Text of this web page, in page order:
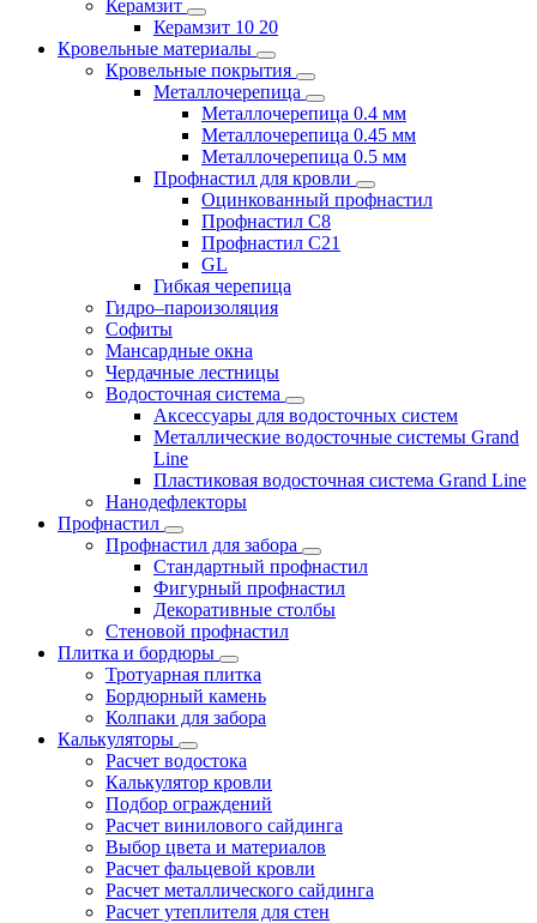
Керамзит
Керамзит 10 20
Кровельные материалы
Кровельные покрытия
Металлочерепица
Металлочерепица 0.4 мм
Металлочерепица 0.45 мм
Металлочерепица 0.5 мм
Профнастил для кровли
Оцинкованный профнастил
Профнастил С8
Профнастил С21
GL
Гибкая черепица
Гидро–пароизоляция
Софиты
Мансардные окна
Чердачные лестницы
Водосточная система
Аксессуары для водосточных систем
Металлические водосточные системы Grand
Line
Пластиковая водосточная система Grand Line
Нанодефлекторы
Профнастил
Профнастил для забора
Стандартный профнастил
Фигурный профнастил
Декоративные столбы
Стеновой профнастил
Плитка и бордюры
Тротуарная плитка
Бордюрный камень
Колпаки для забора
Калькуляторы
Расчет водостока
Калькулятор кровли
Подбор ограждений
Расчет винилового сайдинга
Выбор цвета и материалов
Расчет фальцевой кровли
Расчет металлического сайдинга
Расчет утеплителя для стен